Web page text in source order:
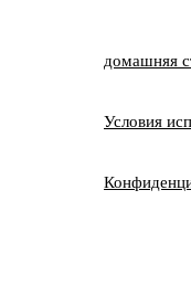
домашняя
Условия